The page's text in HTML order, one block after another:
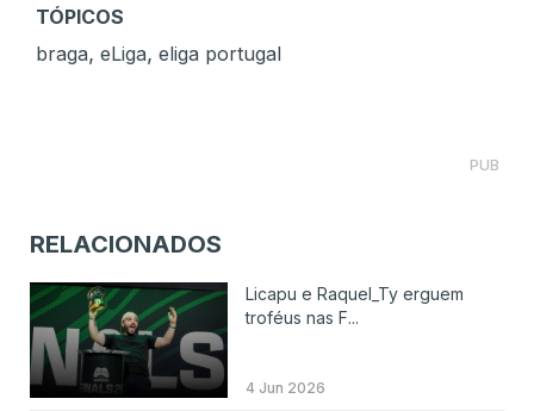
TÓPICOS
braga, eLiga, eliga portugal
PUB
RELACIONADOS
Licapu e Raquel_Ty erguem
troféus nas F...
4 Jun 2026